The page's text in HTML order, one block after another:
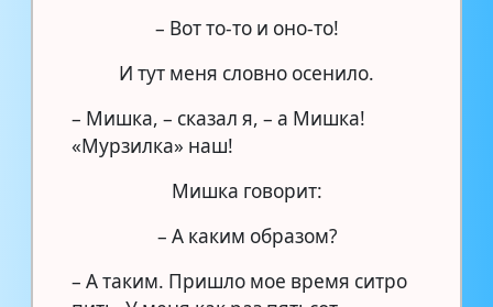
– Вот то-то и оно-то!
И тут меня словно осенило.
– Мишка, – сказал я, – а Мишка!
«Мурзилка» наш!
Мишка говорит:
– А каким образом?
– А таким. Пришло мое время ситро